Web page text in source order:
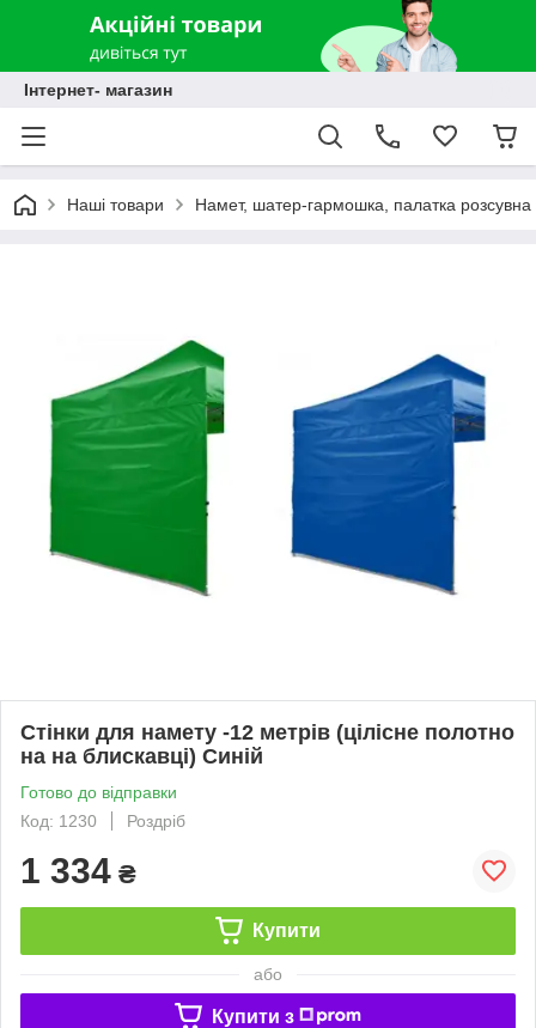
Інтернет- магазин
Наші товари Намет, шатер-гармошка, палатка розсувна
Стінки для намету -12 метрів (цілісне полотно
на на блискавці) Синій
Готово до відправки
Код: 1230
Роздріб
1 334 ₴
Купити
або
Купити з